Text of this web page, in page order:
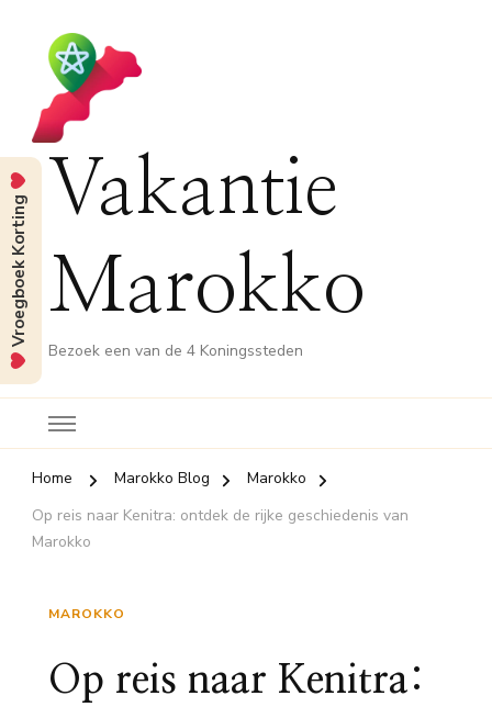
Vakantie
Marokko
Bezoek een van de 4 Koningssteden
Home Marokko Blog
Marokko
Op reis naar Kenitra: ontdek de rijke geschiedenis van
Marokko
MAROKKO
Op reis naar Kenitra:
Vroegboek Korting